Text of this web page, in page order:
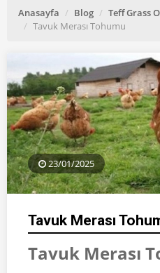
Anasayfa Blog
Teff Grass
Tavuk Merası Tohumu
23/01/2025
Tavuk Merası
Tavuk Merası